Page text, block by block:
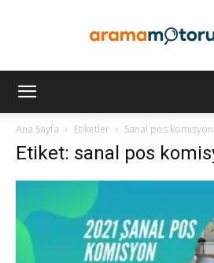
Ana Sayfa Etiketler Sanal pos
Etiket: sanal pos